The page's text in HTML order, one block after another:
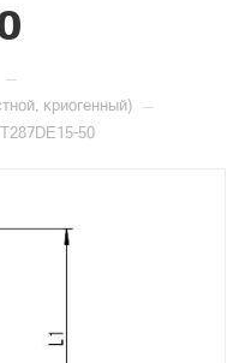
—
криогенный) —
50